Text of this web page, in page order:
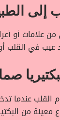
إلى
علامات أو
عيب في القلب
القلب عندما
معينة من